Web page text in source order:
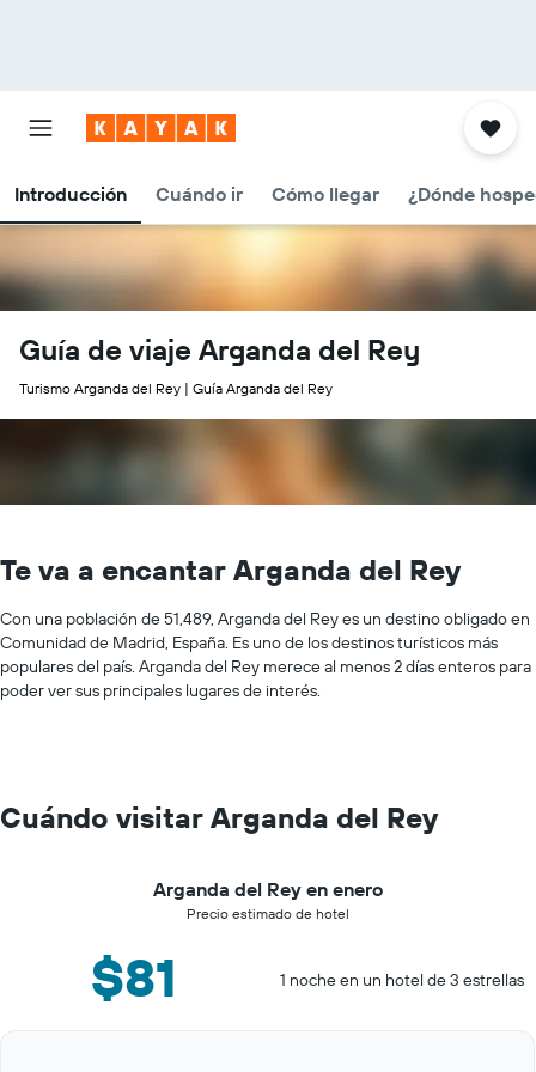
Introducción Cuándo ir Cómo llegar ¿Dónde
Guía de viaje Arganda del Rey
Turismo Arganda del Rey | Guía Arganda del Rey
Te va a encantar Arganda del Rey
Con una población de 51,489, Arganda del Rey es un destino obligado en
Comunidad de Madrid, España. Es uno de los destinos turísticos más
populares del país. Arganda del Rey merece al menos 2 días enteros para
poder ver sus principales lugares de interés.
Cuándo visitar Arganda del Rey
Arganda del Rey en enero
Precio estimado de hotel
$81 1 noche en un hotel de 3 estrellas